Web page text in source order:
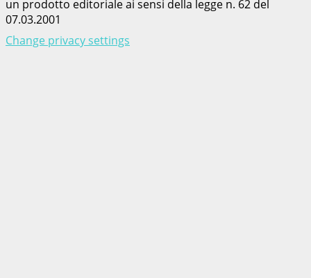
un prodotto editoriale ai sensi della legge n. 62 del
07.03.2001
Change privacy settings